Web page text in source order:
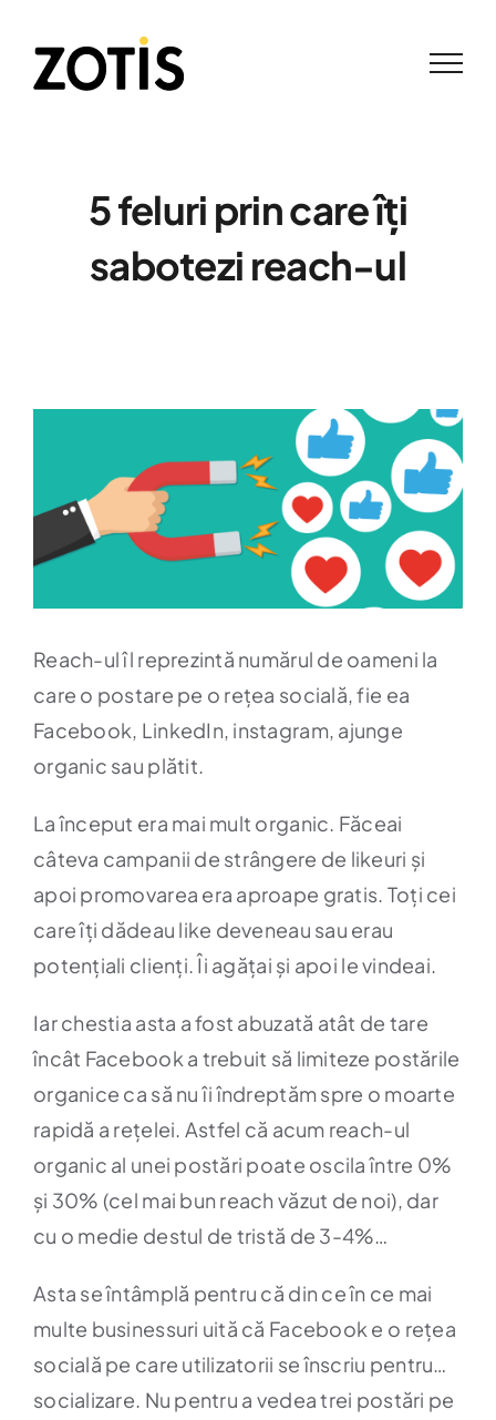
content
5 feluri prin care îți
sabotezi reach-ul
Image
Reach-ul îl reprezintă numărul de oameni la
care o postare pe o rețea socială, fie ea
Facebook, LinkedIn, instagram, ajunge
organic sau plătit.
La început era mai mult organic. Făceai
câteva campanii de strângere de likeuri și
apoi promovarea era aproape gratis. Toți cei
care îți dădeau like deveneau sau erau
potențiali clienți. Îi agățai și apoi le vindeai.
Iar chestia asta a fost abuzată atât de tare
încât Facebook a trebuit să limiteze postările
organice ca să nu îi îndreptăm spre o moarte
rapidă a rețelei. Astfel că acum reach-ul
organic al unei postări poate oscila între 0%
și 30% (cel mai bun reach văzut de noi), dar
cu o medie destul de tristă de 3-4%…
Asta se întâmplă pentru că din ce în ce mai
multe businessuri uită că Facebook e o rețea
socială pe care utilizatorii se înscriu pentru…
socializare. Nu pentru a vedea trei postări pe